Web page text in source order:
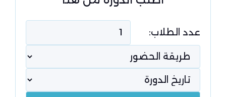
عدد الطلاب: